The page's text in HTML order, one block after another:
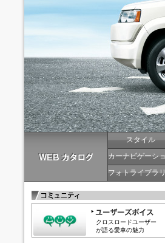
スタイル
カーナビゲーシ
フォトライブラ
クロスロードユーザー
が語る愛車の魅力